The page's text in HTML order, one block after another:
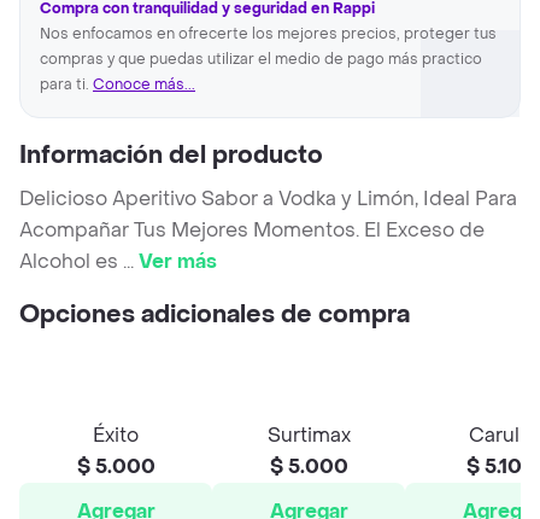
Compra con tranquilidad y seguridad en Rappi
Nos enfocamos en ofrecerte los mejores precios, proteger tus
compras y que puedas utilizar el medio de pago más practico
para ti. Conoce más...
Información del producto
Delicioso Aperitivo Sabor a Vodka y Limón, Ideal Para
Acompañar Tus Mejores Momentos. El Exceso de
Alcohol es ...Ver más
Opciones adicionales de compra
Éxito
$ 5.000
Agregar
Surtimax
$ 5.000
Agregar
Carulla
$ 5.100
Agregar